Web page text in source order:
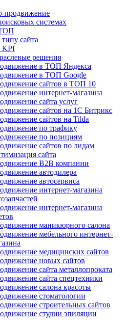
продвижение
системах
сайта
KPI
решения
в ТОП Яндекса
в ТОП Google
сайтов в ТОП 10
интернет-магазина
сайта услуг
сайтов на 1С Битрикс
сайтов на Tilda
по трафику
по позициям
сайтов по лидам
сайта
B2B компании
автодилера
автосервиса
интернет-магазина
интернет-магазина
маникюрного салона
мебельного интернет-
медицинских сайтов
новых сайтов
сайта металлопроката
сайта спецтехники
салона красоты
стоматологии
строительных сайтов
студии эпиляции